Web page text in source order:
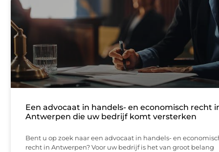
Een advocaat in handels- en economisch recht
Antwerpen die uw bedrijf komt versterken
Bent u op zoek naar een advocaat in handels- en
recht in Antwerpen? Voor uw bedrijf is het van groot belang